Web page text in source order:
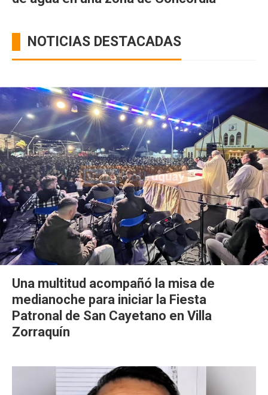
NOTICIAS DESTACADAS
Una multitud acompañó la misa de
medianoche para iniciar la Fiesta
Patronal de San Cayetano en Villa
Zorraquín